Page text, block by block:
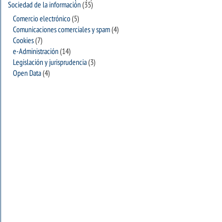
Sociedad de la información(35)
Comercio electrónico(5)
Comunicaciones comerciales y spam(4)
Cookies(7)
e-Administración(14)
Legislación y jurisprudencia(3)
Open Data(4)